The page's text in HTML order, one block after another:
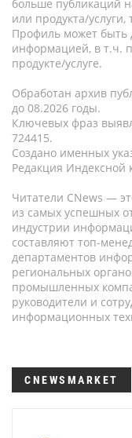
больше публикаций
или продукта/
Профиль может быть
информацией, в т.ч.
продукте/услуге.
Обработан архив
до 08.2026 годы.
Ключевых фраз
724415.
Создано именных
Редакция Индексной
Читатели CNews —
из самых успешных
индустрии
составляют топ-
департаментов
региональных
промышленных
руководители и
информационных
CNEWSMARKET